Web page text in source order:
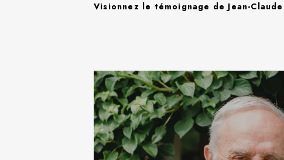
Visionnez le témoignage de Jean-Claude